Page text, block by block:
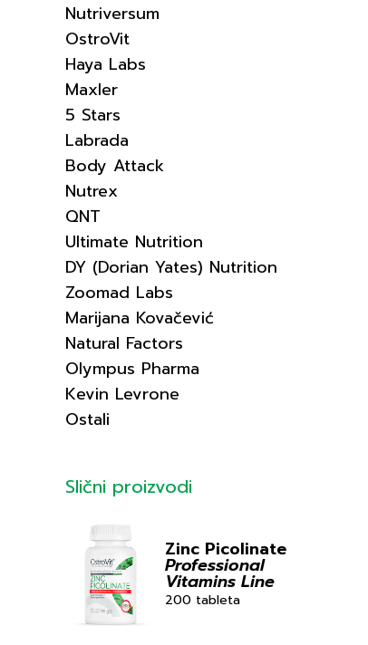
Nutriversum
OstroVit
Haya Labs
Maxler
5 Stars
Labrada
Body Attack
Nutrex
QNT
Ultimate Nutrition
DY (Dorian Yates) Nutrition
Zoomad Labs
Marijana Kovačević
Natural Factors
Olympus Pharma
Kevin Levrone
Ostali
Slični proizvodi
Zinc Picolinate
Professional
Vitamins Line
200 tableta